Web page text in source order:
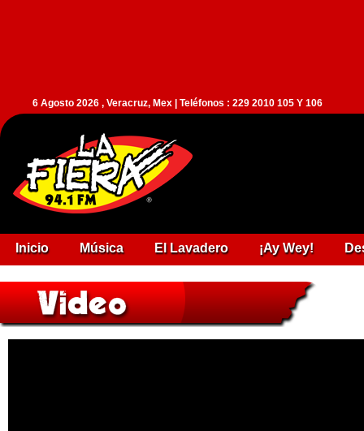
6 Agosto 2026 , Veracruz, Mex | Teléfonos : 229 2010 105 Y 106
Inicio Música El Lavadero ¡Ay Wey!